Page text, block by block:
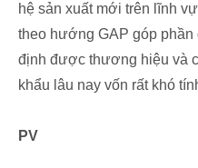
hệ sản xuất mới trên lĩnh
theo hướng GAP góp phần
định được thương hiệu và
khẩu lâu nay vốn rất khó
PV